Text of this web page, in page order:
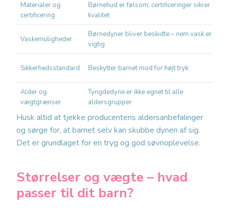
Materialer og
certificering
Børnehud er følsom; certificeringer sikrer
kvalitet
Vaskemuligheder
Børnedyner bliver beskidte – nem vask er
vigtig
Sikkerhedsstandard Beskytter barnet mod for højt tryk
Alder og
vægtgrænser
Tyngdedyne er ikke egnet til alle
aldersgrupper
Husk altid at tjekke producentens aldersanbefalinger
og sørge for, at barnet selv kan skubbe dynen af sig.
Det er grundlaget for en tryg og god søvnoplevelse.
Størrelser og vægte – hvad
passer til dit barn?